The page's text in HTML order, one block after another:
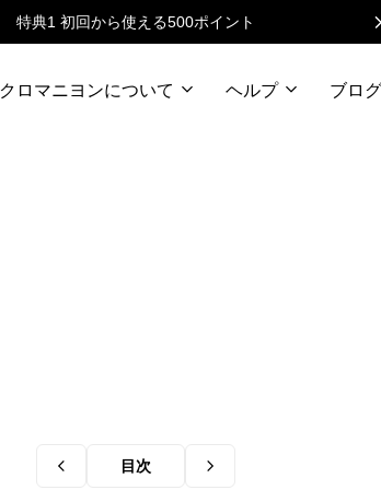
ニュースレターで毎月500
クロマニヨンについて ヘルプ ブログ
目次